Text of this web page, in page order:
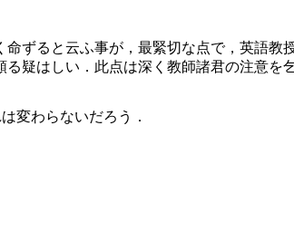
ずると云ふ事が，最緊切な点で，英語教
疑はしい．此点は深く教師諸君の注意を
変わらないだろう．